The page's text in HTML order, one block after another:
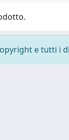
e tutti i